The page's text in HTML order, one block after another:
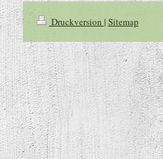
Druckversion | Sitemap